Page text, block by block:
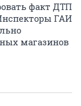
факт ДТП
ГАИ
магазинов